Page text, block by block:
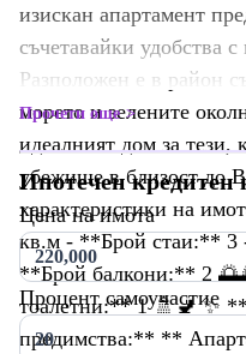
изискан апартамент
съчетавайки удобства
Разположен е в район
морето и зелените
идеалният дом за тези,
убежище в близост до
характеристики на
кв.м - **Брой стаи:**
**Брой балкони:** 2
тоалетни:** 1 🚿🚽 ✨
предимства:** **
Прочети още
Ипотечен кредитен
Цена на имота
Процент самоучастие